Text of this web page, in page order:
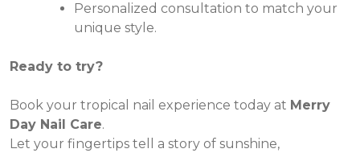
Personalized consultation to match your
unique style.
Ready to try?
Book your tropical nail experience today at Merry
Day Nail Care.
Let your fingertips tell a story of sunshine,